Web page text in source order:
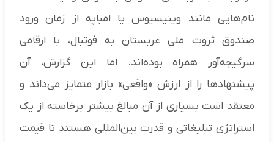
نام‌هایی مانند وینیسیوس یا امباپه از زمان ورود
صندوق ثروت ملی عربستان به فوتبال، با ارقامی
سرگیجه‌آور همراه بوده‌اند. اما این گزارش، آن
پیشنهادها را از ارزش «واقعی» بازار متمایز می‌داند و
معتقد است بسیاری از آن مبالغ بیشتر برخاسته از یک
استراتژی تبلیغاتی و قدرت بین‌المللی هستند تا قیمت